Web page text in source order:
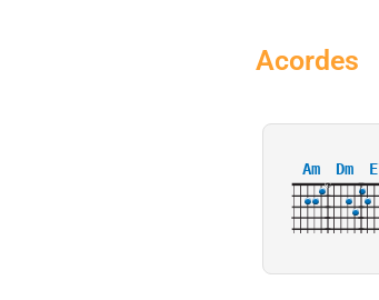
Acordes
Am Dm
X